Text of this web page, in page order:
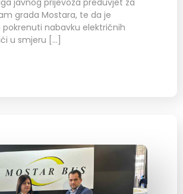
javnog prijevoza preduvjet za
grada Mostara, te da je
nabavku električnih
u smjeru […]